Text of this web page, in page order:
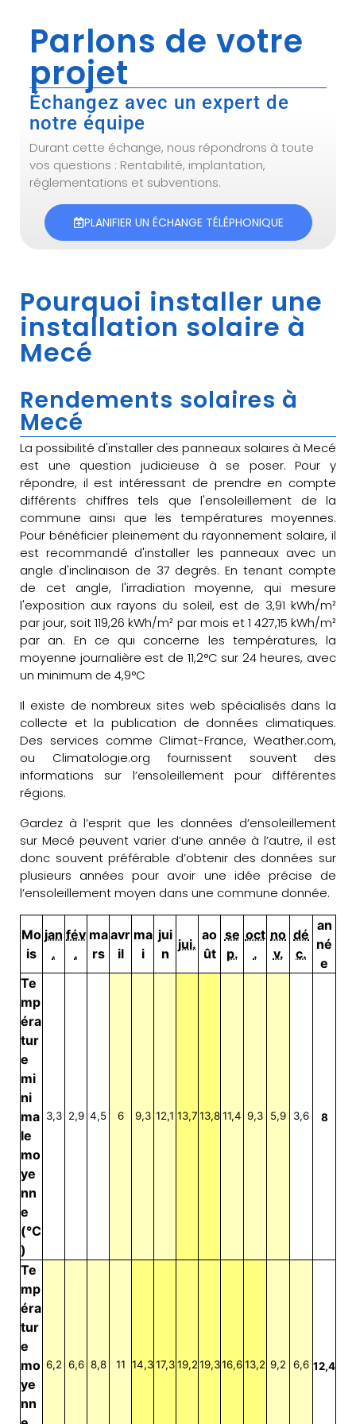
Parlons de votre
projet
Échangez avec un expert de
notre équipe
Durant cette échange, nous répondrons à toute
vos questions : Rentabilité, implantation,
réglementations et subventions.
PLANIFIER UN ÉCHANGE TÉLÉPHONIQUE
Pourquoi installer une
installation solaire à
Mecé
Rendements solaires à
Mecé
La possibilité d'installer des panneaux solaires à Mecé
est une question judicieuse à se poser. Pour y
répondre, il est intéressant de prendre en compte
différents chiffres tels que l'ensoleillement de la
commune ainsi que les températures moyennes.
Pour bénéficier pleinement du rayonnement solaire, il
est recommandé d'installer les panneaux avec un
angle d'inclinaison de 37 degrés. En tenant compte
de cet angle, l'irradiation moyenne, qui mesure
l'exposition aux rayons du soleil, est de 3,91 kWh/m²
par jour, soit 119,26 kWh/m² par mois et 1 427,15 kWh/m²
par an. En ce qui concerne les températures, la
moyenne journalière est de 11,2°C sur 24 heures, avec
un minimum de 4,9°C
Il existe de nombreux sites web spécialisés dans la
collecte et la publication de données climatiques.
Des services comme Climat-France, Weather.com,
ou Climatologie.org fournissent souvent des
informations sur l’ensoleillement pour différentes
régions.
Gardez à l’esprit que les données d’ensoleillement
sur Mecé peuvent varier d’une année à l’autre, il est
donc souvent préférable d’obtenir des données sur
plusieurs années pour avoir une idée précise de
l’ensoleillement moyen dans une commune donnée.
Mo
is
jan
.
fév
.
ma
rs
avr
il
ma
i
jui
n
jui.
ao
ût
se
p.
oct
.
no
v.
dé
c.
an
né
e
Te
mp
éra
tur
e
mi
ni
ma
le
mo
ye
nn
e
(°C
)
3,3 2,9 4,5 6 9,3 12,1 13,713,8 11,4 9,3 5,9 3,6 8
Te
mp
éra
tur
e
mo
ye
nn
6,2 6,6 8,8 11 14,317,3 19,219,316,613,2 9,2 6,6 12,4